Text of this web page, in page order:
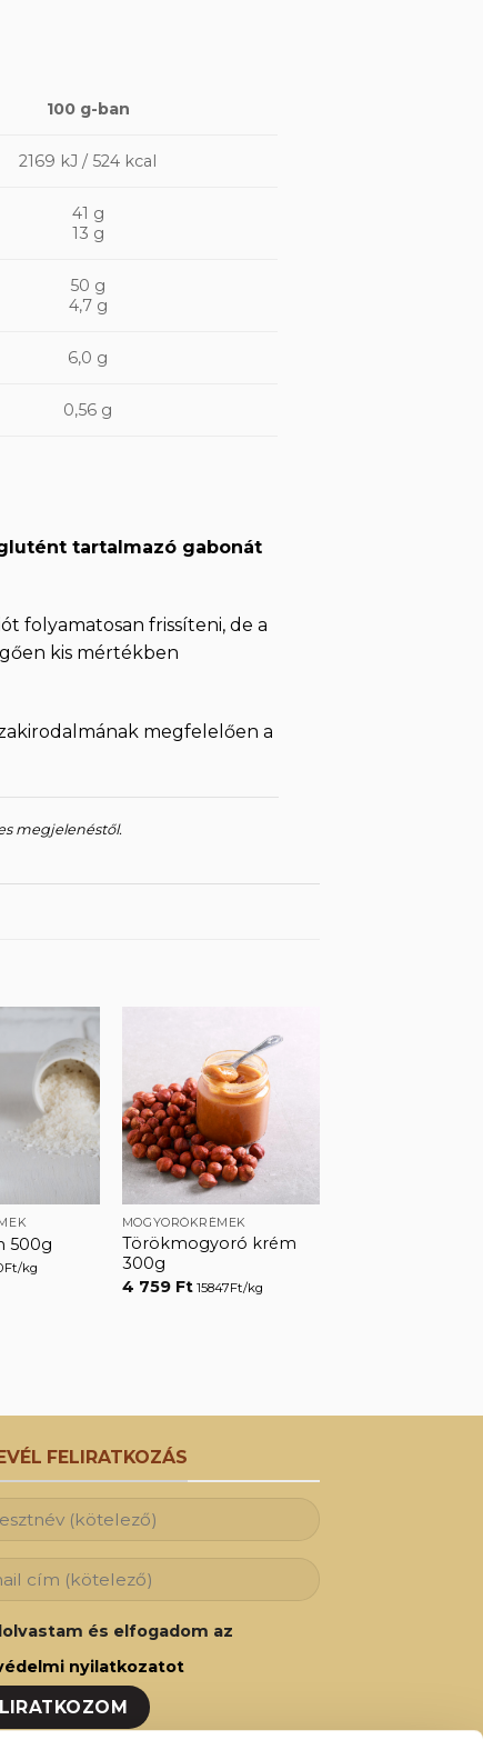
100 g-ban
2169 kJ / 524 kcal
41 g
13 g
50 g
4,7 g
6,0 g
0,56 g
tartalmazó gabonát
folyamatosan frissíteni, de a
kis mértékben
megfelelően a
megjelenéstől.
Kedvencekhez
500g
kg
Kedvencekhez
MOGYORÓKRÉMEK
Törökmogyoró krém
300g
4 759 Ft15847Ft/kg
FELIRATKOZÁS
és elfogadom az
nyilatkozatot